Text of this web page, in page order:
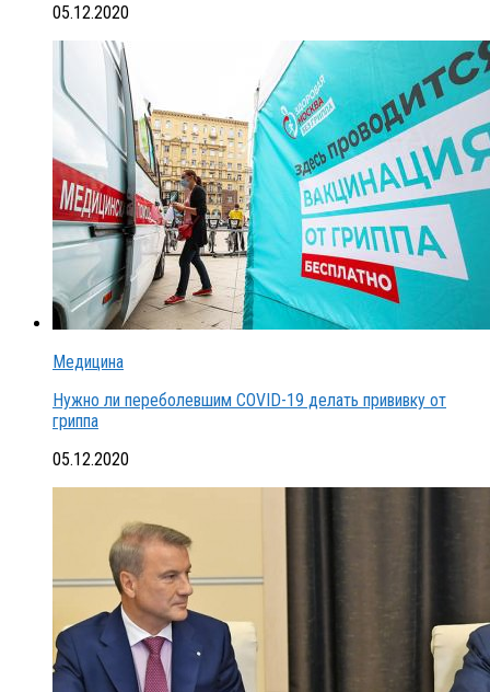
05.12.2020
Медицина
Нужно ли переболевшим COVID-19 делать прививку от
гриппа
05.12.2020